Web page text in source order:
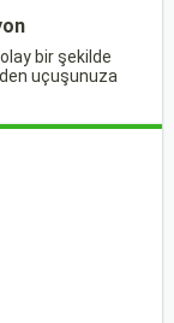
bir şekilde
uçuşunuza